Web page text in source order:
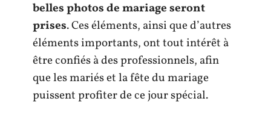
belles photos de mariage seront
prises. Ces éléments, ainsi que d’autres
éléments importants, ont tout intérêt à
être confiés à des professionnels, afin
que les mariés et la fête du mariage
puissent profiter de ce jour spécial.